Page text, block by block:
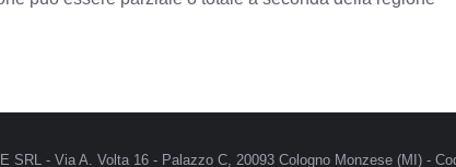
SRL - Via A. Volta 16 - Palazzo C, 20093 Cologno Monzese (MI) -